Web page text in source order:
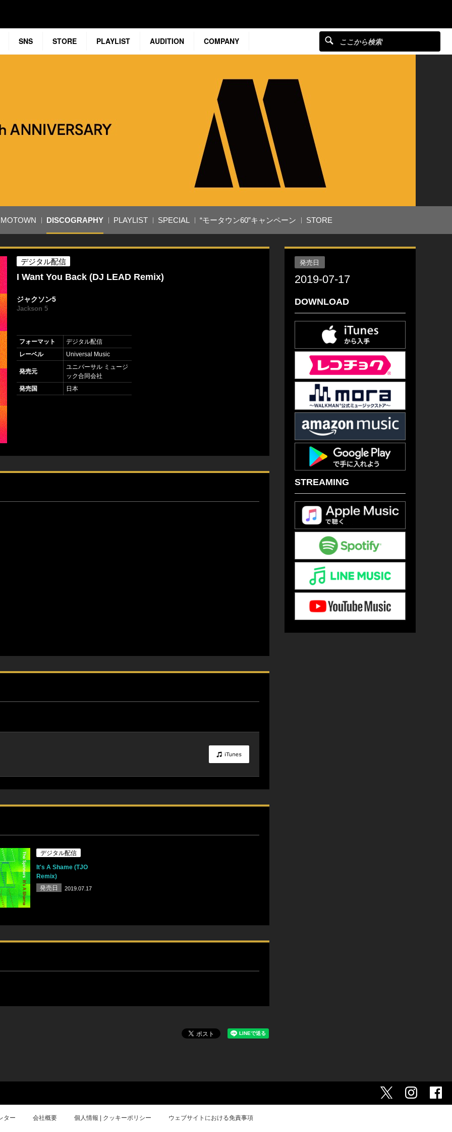
SNS STORE PLAYLIST AUDITION COMPANY
DISCOGRAPHY PLAYLIST SPECIAL “モータウン60”キャンペーン STORE
デジタル配信
I Want You Back (DJ LEAD Remix)
ジャクソン5
Jackson 5
フォーマット
デジタル配信
レーベル
Universal Music
発売元
ユニバーサル ミュージ
ック合同会社
発売国
日本
デジタル配信
It's A Shame (TJO
Remix)
発売日
2019.07.17
発売日
2019-07-17
DOWNLOAD
STREAMING
ター 会社概要 個人情報 | クッキーポリシー ウェブサイトにおける免責事項